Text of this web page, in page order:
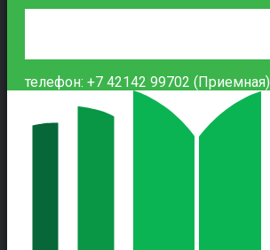
телефон: +7 42142 99702 (Приемная)